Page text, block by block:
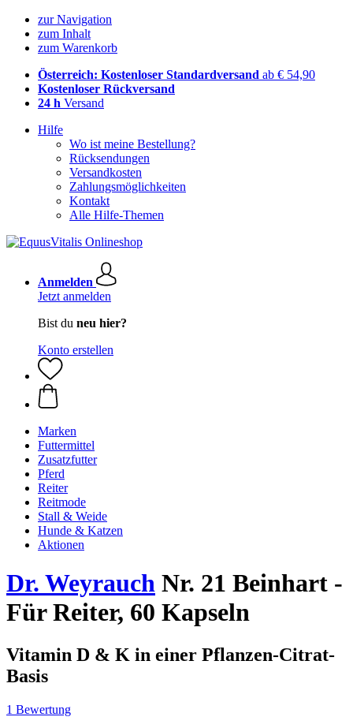
zur Navigation
zum Inhalt
zum Warenkorb
Österreich: Kostenloser Standardversand ab € 54,90
Kostenloser Rückversand
24 h Versand
Hilfe
Wo ist meine Bestellung?
Rücksendungen
Versandkosten
Zahlungsmöglichkeiten
Kontakt
Alle Hilfe-Themen
Anmelden
Jetzt anmelden
Bist du neu hier?
Konto erstellen
Marken
Futtermittel
Zusatzfutter
Pferd
Reiter
Reitmode
Stall & Weide
Hunde & Katzen
Aktionen
Dr. Weyrauch Nr. 21 Beinhart -
Für Reiter, 60 Kapseln
Vitamin D & K in einer Pflanzen-Citrat-
Basis
1 Bewertung